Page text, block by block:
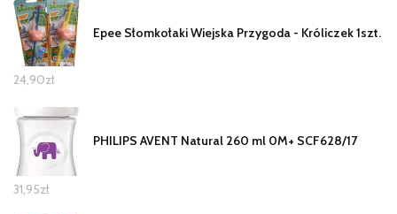
Epee Słomkołaki Wiejska Przygoda - Króliczek 1szt.
24,90zł
PHILIPS AVENT Natural 260 ml 0M+ SCF628/17
31,95zł